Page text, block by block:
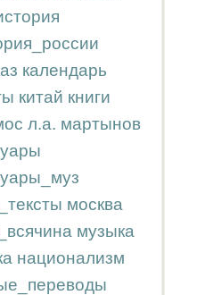
календарь
китай книги
л.а. мартынов
москва
музыка
национализм